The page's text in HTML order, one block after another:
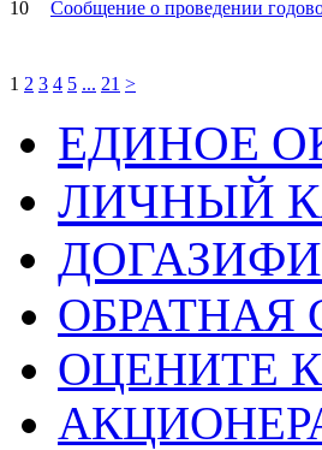
10 Сообщение о проведении
1 2 3 4 5 ... 21 >
ЕДИНОЕ
ЛИЧНЫЙ
ОБРАТНАЯ
ОЦЕНИТЕ